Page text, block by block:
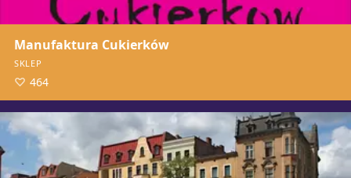
Manufaktura Cukierków
SKLEP
464